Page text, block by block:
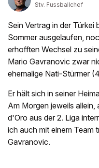
Stv. Fussballchef
Sein Vertrag in der Türkei
Sommer ausgelaufen,
erhofften Wechsel zu
Mario Gavranovic zwar
ehemalige Nati-Stürmer
Er hält sich in seiner
Am Morgen jeweils allein,
d'Oro aus der 2. Liga
ich auch mit einem Team
Gavranovic.